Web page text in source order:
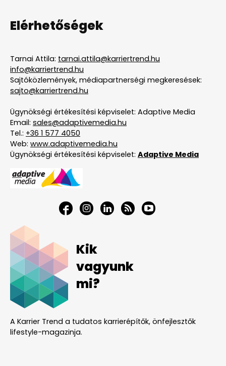
Elérhetőségek
Tarnai Attila: tarnai.attila@karriertrend.hu
info@karriertrend.hu
Sajtóközlemények, médiapartnerségi megkeresések:
sajto@karriertrend.hu
Ügynökségi értékesítési képviselet: Adaptive Media
Email: sales@adaptivemedia.hu
Tel.: +36 1 577 4050
Web: www.adaptivemedia.hu
Ügynökségi értékesítési képviselet: Adaptive Media
Kik
vagyunk
mi?
A Karrier Trend a tudatos karrierépítők, önfejlesztők
lifestyle-magazinja.